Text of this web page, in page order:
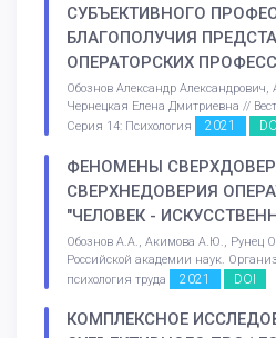
СУБЪЕКТИВНОГО
БЛАГОПОЛУЧИЯ
ОПЕРАТОРСКИХ
Обознов Александр
Чернецкая Елена Дмитриевна //
Серия 14: Психология
2021
ФЕНОМЕНЫ
СВЕРХНЕДОВЕРИЯ
"ЧЕЛОВЕК -
Обознов А.А., Акимова А.Ю., Рунец
Российской академии наук.
психология труда
2021 DOI
КОМПЛЕКСНОЕ